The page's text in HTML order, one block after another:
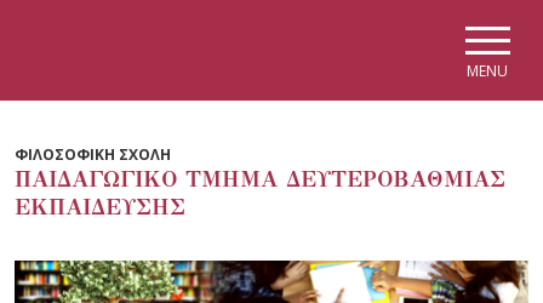
MENU
ΦΙΛΟΣΟΦΙΚΗ ΣΧΟΛΗ
ΠΑΙΔΑΓΩΓΙΚΟ ΤΜΗΜΑ ΔΕΥΤΕΡΟΒΑΘΜΙΑΣ
ΕΚΠΑΙΔΕΥΣΗΣ